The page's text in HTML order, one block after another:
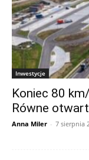
Inwestycje
Koniec 80
Równe
Anna Miler - 7 sierpnia